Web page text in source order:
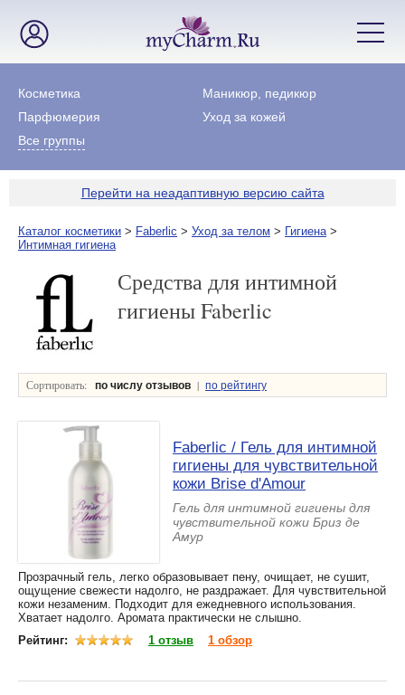
Косметика
Маникюр, педикюр
Парфюмерия
Уход за кожей
Все группы
Перейти на неадаптивную версию сайта
Каталог косметики > Faberlic > Уход за телом > Гигиена>
Интимная гигиена
Средства для интимной
гигиены Faberlic
Сортировать: по числу отзывов | по рейтингу
Faberlic / Гель для интимной
гигиены для чувствительной
кожи Brise d'Amour
Гель для интимной гигиены для
чувствительной кожи Бриз де
Амур
Прозрачный гель, легко образовывает пену, очищает, не сушит,
ощущение свежести надолго, не раздражает. Для чувствительной
кожи незаменим. Подходит для ежедневного использования.
Хватает надолго. Аромата практически не слышно.
Рейтинг:
1 отзыв 1 обзор